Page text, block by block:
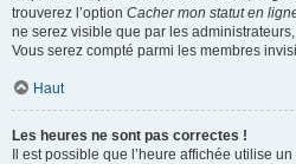
trouverez l’option Cacher mon statut en
ne serez visible que par les
Vous serez compté parmi les membres
Haut
Les heures ne sont pas correctes !
Il est possible que l’heure affichée utilise